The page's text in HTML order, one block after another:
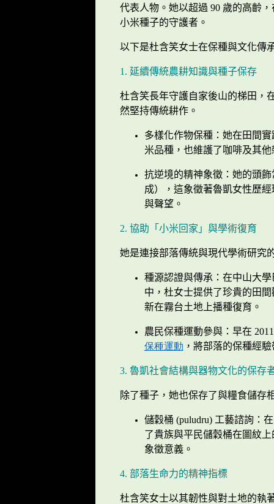
代表人物。她以超過 90 歲的高齡
小米種子的守護者。
以下是杜含笑女士在保種與文化傳
1. 延續傳統農耕知識與種子保存
杜含笑長年守護自家後山的梯田，
然堅持傳統耕作。
多樣化作物保種：她在田間
米品種，也維護了咖啡及其
抗逆境的精神象徵：她的頭
成），這象徵著魯凱女性歷
與聲望。
2. 協助「小米回家」與學術復育
她是連接部落傳統與現代學術研究
種源認證與傳承：在中山大
中，杜女士提供了珍貴的田
新在霧台土地上播種復育。
農民保種運動參與：早在
保種運動 ，將部落的保種經
3. 魯凱社會結構與器物文化的保存
除了種子，她也保存了與糧食儲存
儲穀桶 (puludru) 工藝諮詢：
了貴族與平民儲穀桶在圖紋
象徵意義。
4. 部落生命力的精神指標
杜含笑女士以其韌性與對土地的執